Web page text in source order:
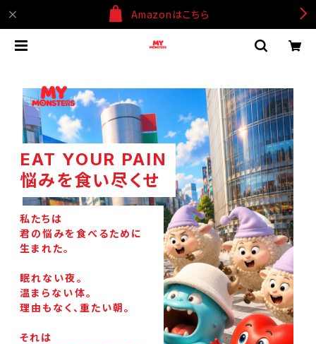
Amazonはこちら
EAT YOUR PAIN
悩みを食い尽くせ
私たちは
君の悩みを食べるために
生まれた。
眠れない夜。
温まらない体。
理由もなく、重たい朝。
それは